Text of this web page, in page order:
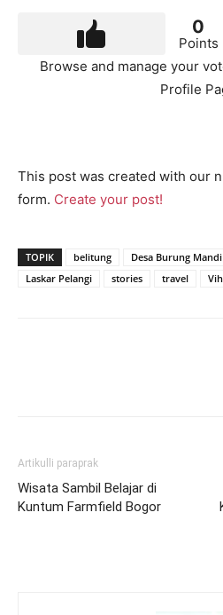
0
Points
Browse and manage your
Profile
This post was created with our
form. Create your post!
TOPIK belitung Desa Burung Mandi
Laskar Pelangi
stories travel
Artikulli paraprak
Wisata Sambil Belajar di
Kuntum Farmfield Bogor